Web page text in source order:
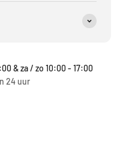
& za / zo 10:00 - 17:00
24 uur